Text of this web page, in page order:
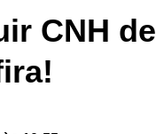
CNH